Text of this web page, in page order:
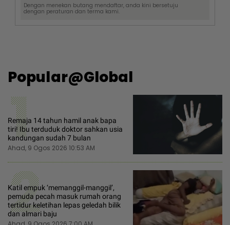
Dengan menekan butang mendaftar, anda kini bersetuju
dengan peraturan dan terma kami.
Popular@Global
1
Remaja 14 tahun hamil anak bapa
tiri! Ibu terduduk doktor sahkan usia
kandungan sudah 7 bulan
Ahad, 9 Ogos 2026 10:53 AM
2
Katil empuk ‘memanggil-manggil’,
pemuda pecah masuk rumah orang
tertidur keletihan lepas geledah bilik
dan almari baju